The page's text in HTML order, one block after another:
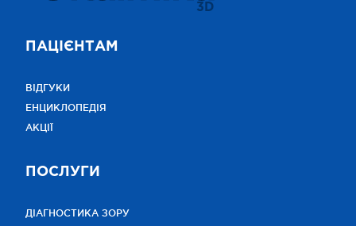
3D
ПАЦІЄНТАМ
ВІДГУКИ
ЕНЦИКЛОПЕДІЯ
АКЦІЇ
ПОСЛУГИ
ДІАГНОСТИКА ЗОРУ